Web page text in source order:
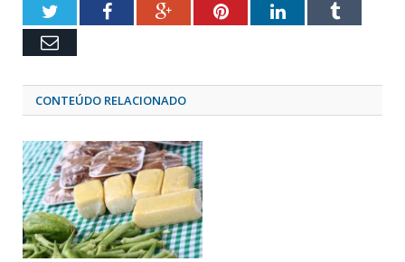
TwitterFacebookGoogle+PinterestLinkedInTumblr
Email
CONTEÚDO RELACIONADO